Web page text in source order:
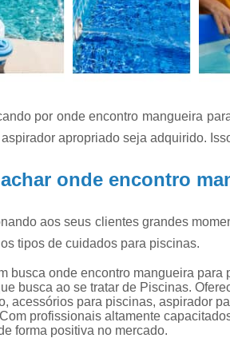
Iluminação
piscina
Limpeza
piscinas
de piscinas
piscinas
de piscinas
Manutenção
Produtos
limpar
Produtos
por onde encontro mangueira
apropriado seja adquirido.
onde encontro
aos seus clientes grandes
tipos de cuidados para piscinas.
busca onde encontro mangueira
busca ao se tratar de Piscinas.
acessórios para piscinas, aspirador
profissionais altamente
forma positiva no mercado.